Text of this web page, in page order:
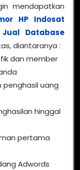
mendapatkan
HP Indosat
Jual Database
diantaranya :
dan member
penghasil uang
hinggal
pertama
Adwords